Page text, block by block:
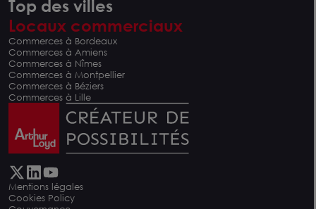
Top des villes
Locaux commerciaux
Commerces à Bordeaux
Commerces à Amiens
Commerces à Nîmes
Commerces à Montpellier
Commerces à Béziers
Commerces à Lille
Mentions légales
Cookies Policy